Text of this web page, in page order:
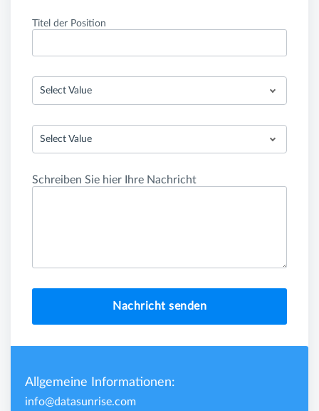
Titel der Position
Select Value
Select Value
Schreiben Sie hier Ihre Nachricht
Nachricht senden
Allgemeine Informationen:
info@datasunrise.com